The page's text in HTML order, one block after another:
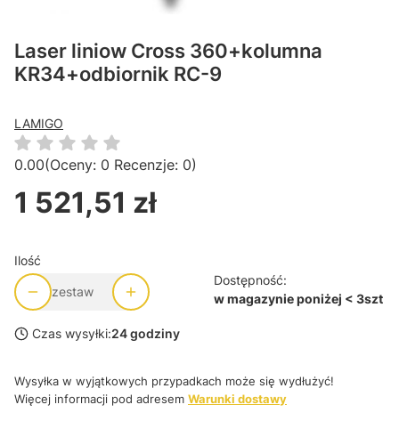
Laser liniow Cross 360+kolumna
KR34+odbiornik RC-9
LAMIGO
0.00(Oceny: 0 Recenzje: 0)
Cena
1 521,51 zł
Ilość
zestaw
Dostępność:
w magazynie poniżej < 3szt
Czas wysyłki:24 godziny
Wysyłka w wyjątkowych przypadkach może się wydłużyć!
Więcej informacji pod adresem Warunki dostawy